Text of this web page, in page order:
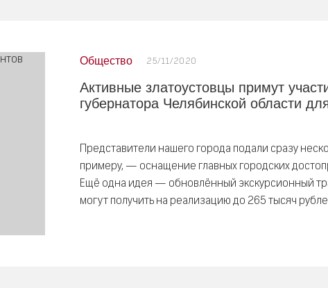
Общество 25/11/2020
Активные златоустовцы примут
губернатора Челябинской области
Представители нашего города подали сразу
примеру, — оснащение главных городских
Ещё одна идея — обновлённый экскурсионный
могут получить на реализацию до 265 тысяч